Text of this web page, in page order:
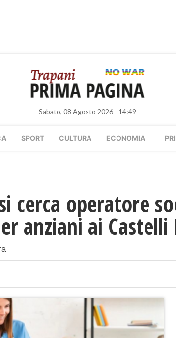
Sabato, 08 Agosto 2026 - 14:49
SPORT CULTURA ECONOMIA
cerca operatore
anziani ai Castelli